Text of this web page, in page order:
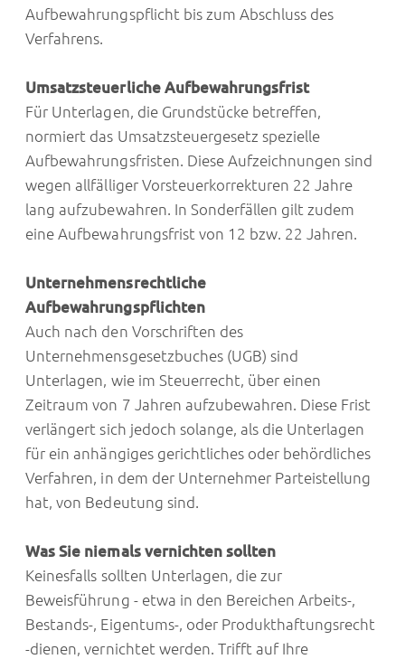
Aufbewahrungspflicht bis zum Abschluss des
Verfahrens.
Umsatzsteuerliche Aufbewahrungsfrist
Für Unterlagen, die Grundstücke betreffen,
normiert das Umsatzsteuergesetz spezielle
Aufbewahrungsfristen. Diese Aufzeichnungen sind
wegen allfälliger Vorsteuerkorrekturen 22 Jahre
lang aufzubewahren. In Sonderfällen gilt zudem
eine Aufbewahrungsfrist von 12 bzw. 22 Jahren.
Unternehmensrechtliche
Aufbewahrungspflichten
Auch nach den Vorschriften des
Unternehmensgesetzbuches (UGB) sind
Unterlagen, wie im Steuerrecht, über einen
Zeitraum von 7 Jahren aufzubewahren. Diese Frist
verlängert sich jedoch solange, als die Unterlagen
für ein anhängiges gerichtliches oder behördliches
Verfahren, in dem der Unternehmer Parteistellung
hat, von Bedeutung sind.
Was Sie niemals vernichten sollten
Keinesfalls sollten Unterlagen, die zur
Beweisführung - etwa in den Bereichen Arbeits-,
Bestands-, Eigentums-, oder Produkthaftungsrecht
-dienen, vernichtet werden. Trifft auf Ihre